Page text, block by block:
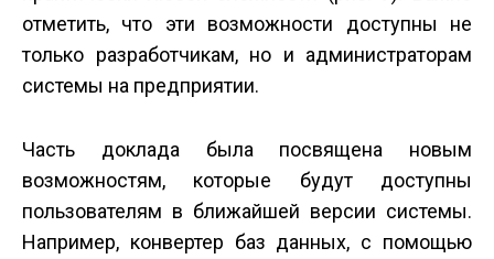
отметить, что эти возможности доступны не
только разработчикам, но и администраторам
системы на предприятии.
Часть доклада была посвящена новым
возможностям, которые будут доступны
пользователям в ближайшей версии системы.
Например, конвертер баз данных, с помощью